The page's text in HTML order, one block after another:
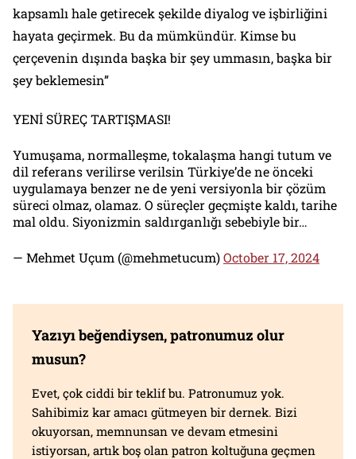
kapsamlı hale getirecek şekilde diyalog ve işbirliğini
hayata geçirmek. Bu da mümkündür. Kimse bu
çerçevenin dışında başka bir şey ummasın, başka bir
şey beklemesin”
YENİ SÜREÇ TARTIŞMASI!
Yumuşama, normalleşme, tokalaşma hangi tutum ve
dil referans verilirse verilsin Türkiye’de ne önceki
uygulamaya benzer ne de yeni versiyonla bir çözüm
süreci olmaz, olamaz. O süreçler geçmişte kaldı, tarihe
mal oldu. Siyonizmin saldırganlığı sebebiyle bir…
— Mehmet Uçum (@mehmetucum)October 17, 2024
Yazıyı beğendiysen, patronumuz olur
musun?
Evet, çok ciddi bir teklif bu. Patronumuz yok.
Sahibimiz kar amacı gütmeyen bir dernek. Bizi
okuyorsan, memnunsan ve devam etmesini
istiyorsan, artık boş olan patron koltuğuna geçmen